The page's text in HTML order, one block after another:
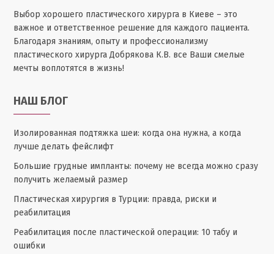
Выбор хорошего пластического хирурга в Киеве – это
важное и ответственное решение для каждого пациента.
Благодаря знаниям, опыту и профессионализму
пластического хирурга Добрякова К.В. все Ваши смелые
мечты воплотятся в жизнь!
НАШ БЛОГ
Изолированная подтяжка шеи: когда она нужна, а когда
лучше делать фейслифт
Большие грудные импланты: почему не всегда можно сразу
получить желаемый размер
Пластическая хирургия в Турции: правда, риски и
реабилитация
Реабилитация после пластической операции: 10 табу и
ошибки